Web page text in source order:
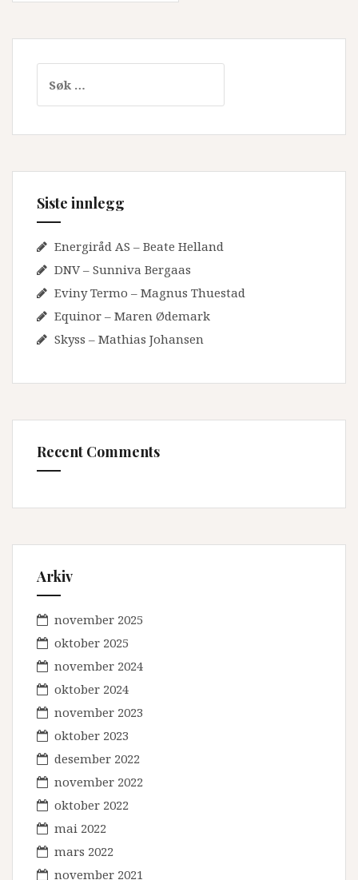
etter:
Siste innlegg
Energiråd AS – Beate Helland
DNV – Sunniva Bergaas
Eviny Termo – Magnus Thuestad
Equinor – Maren Ødemark
Skyss – Mathias Johansen
Recent Comments
Arkiv
november 2025
oktober 2025
november 2024
oktober 2024
november 2023
oktober 2023
desember 2022
november 2022
oktober 2022
mai 2022
mars 2022
november 2021